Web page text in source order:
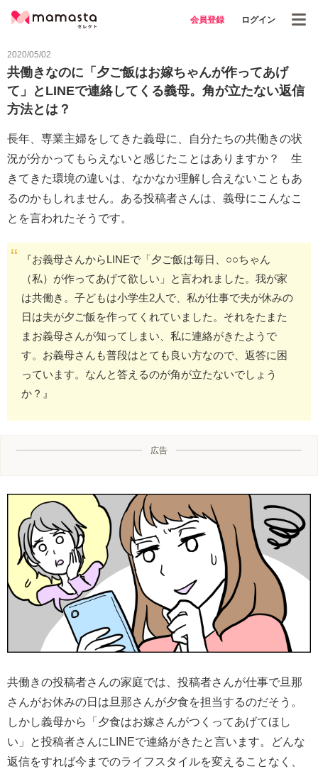
会員登録 ログイン
2020/05/02
共働きなのに「夕ご飯はお嫁ちゃんが作ってあげ
て」とLINEで連絡してくる義母。角が立たない返信
方法とは？
長年、専業主婦をしてきた義母に、自分たちの共働きの状
況が分かってもらえないと感じたことはありますか？ 生
きてきた環境の違いは、なかなか理解し合えないこともあ
るのかもしれません。ある投稿者さんは、義母にこんなこ
とを言われたそうです。
『お義母さんからLINEで「夕ご飯は毎日、○○ちゃん
（私）が作ってあげて欲しい」と言われました。我が家
は共働き。子どもは小学生2人で、私が仕事で夫が休みの
日は夫が夕ご飯を作ってくれていました。それをたまた
まお義母さんが知ってしまい、私に連絡がきたようで
す。お義母さんも普段はとても良い方なので、返答に困
っています。なんと答えるのが角が立たないでしょう
か？』
広告
共働きの投稿者さんの家庭では、投稿者さんが仕事で旦那
さんがお休みの日は旦那さんが夕食を担当するのだそう。
しかし義母から「夕食はお嫁さんがつくってあげてほし
い」と投稿者さんにLINEで連絡がきたと言います。どんな
返信をすれば今までのライフスタイルを変えることなく、